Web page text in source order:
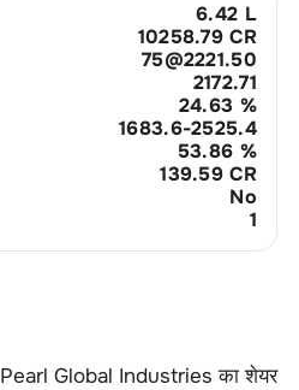
6.42 L
10258.79 CR
75@2221.50
2172.71
24.63 %
1683.6-2525.4
53.86 %
139.59 CR
No
1
Pearl Global Industries का शेयर